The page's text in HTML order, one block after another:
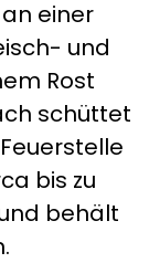
einer
und
Rost
schüttet
bis zu
behält